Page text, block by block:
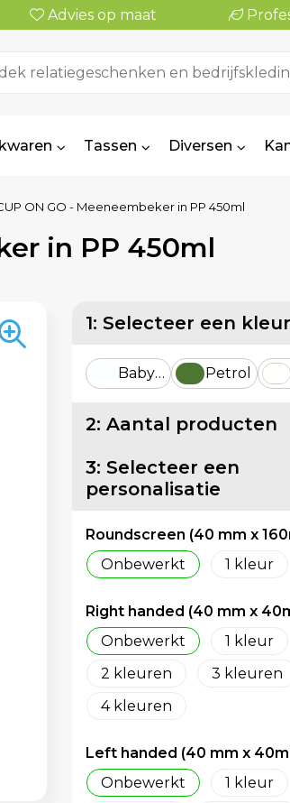
Advies op maat
Tassen Diversen
ON GO - Meeneembeker in PP 450ml
in PP 450ml
1: Selecteer een kleur
Babyblauw Petrol
2: Aantal producten
3: Selecteer een
personalisatie
Roundscreen (40 mm x
Onbewerkt
1
Right handed (40 mm x
Onbewerkt
1
2
3
4
Left handed (40 mm x
Onbewerkt
1